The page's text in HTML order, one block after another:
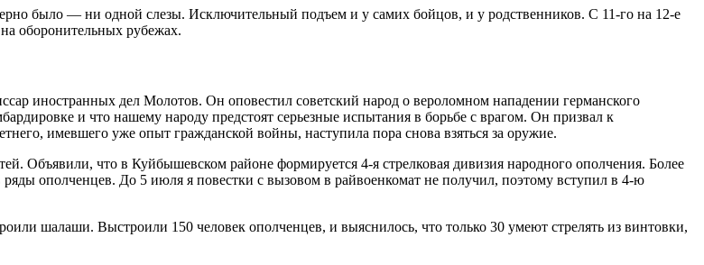
было — ни одной слезы. Исключительный подъем и у самих бойцов, и у родственников. С 11-го на 12-е
оборонительных рубежах.
иностранных дел Молотов. Он оповестил советский народ о вероломном нападении германского
и что нашему народу предстоят серьезные испытания в борьбе с врагом. Он призвал к
имевшего уже опыт гражданской войны, наступила пора снова взяться за оружие.
Объявили, что в Куйбышевском районе формируется 4-я стрелковая дивизия народного ополчения. Более
ополченцев. До 5 июля я повестки с вызовом в райвоенкомат не получил, поэтому вступил в 4-ю
шалаши. Выстроили 150 человек ополченцев, и выяснилось, что только 30 умеют стрелять из винтовки,